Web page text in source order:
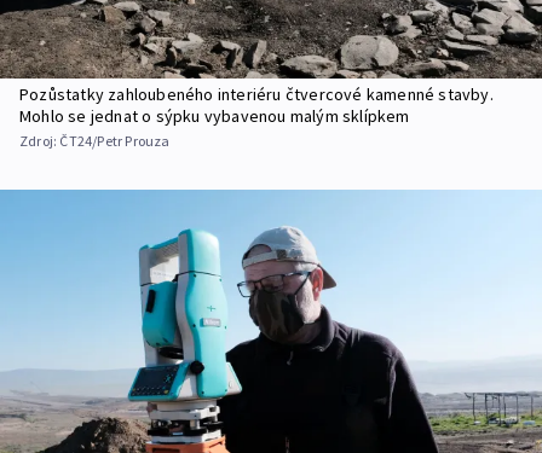
Pozůstatky zahloubeného interiéru čtvercové kamenné stavby.
Mohlo se jednat o sýpku vybavenou malým sklípkem
Zdroj: ČT24/Petr Prouza